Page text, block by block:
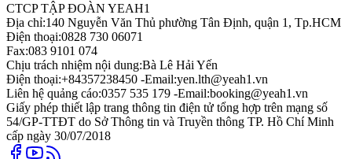
CTCP TẬP ĐOÀN YEAH1
Địa chỉ:140 Nguyễn Văn Thủ phường Tân Định, quận 1, Tp.HCM
Điện thoại:0828 730 06071
Fax:083 9101 074
Chịu trách nhiệm nội dung:Bà Lê Hải Yến
Điện thoại:+84357238450 -Email:yen.lth@yeah1.vn
Liên hệ quảng cáo:0357 535 179 -Email:booking@yeah1.vn
Giấy phép thiết lập trang thông tin điện tử tổng hợp trên mạng số
54/GP-TTĐT do Sở Thông tin và Truyền thông TP. Hồ Chí Minh
cấp ngày 30/07/2018